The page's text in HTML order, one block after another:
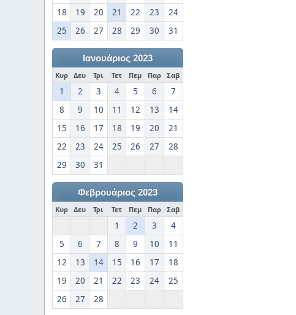
18
19 20 21 22 23
24
25
26 27 28 29 30 31
Ιανουάριος 2023
Κυρ Δευ Τρι Τετ Πεμ Παρ Σαβ
1 2 3 4 5 6
7
8
9 10 11 12 13
14
15
16 17 18 19 20
21
22
23 24 25 26 27
28
29
30 31
Φεβρουάριος 2023
Κυρ Δευ Τρι Τετ Πεμ Παρ Σαβ
1 2 3
4
5
6 7 8 9 10
11
12
13 14 15 16 17
18
19
20 21 22 23 24
25
26
27 28